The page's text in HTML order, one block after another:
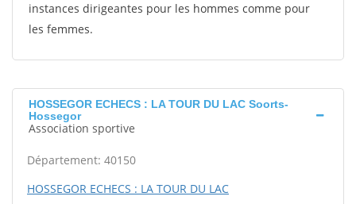
instances dirigeantes pour les hommes comme pour
les femmes.
HOSSEGOR ECHECS : LA TOUR DU LAC Soorts-
Hossegor
Association sportive
Département: 40150
HOSSEGOR ECHECS : LA TOUR DU LAC